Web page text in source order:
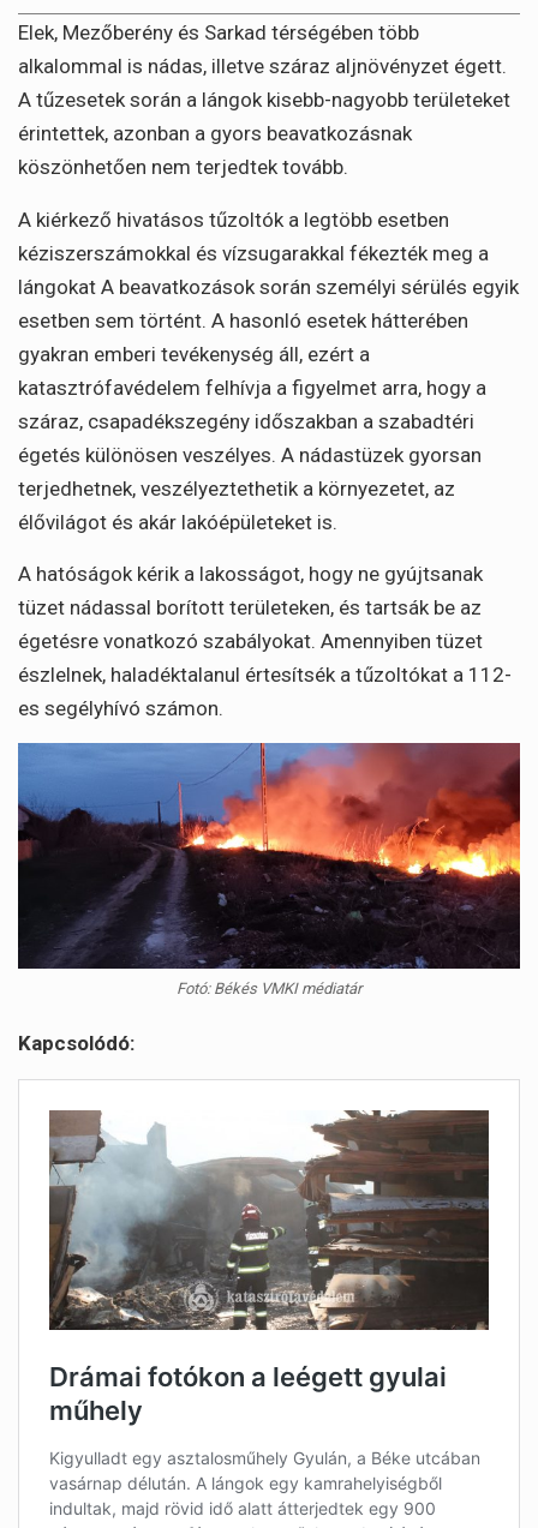
Elek, Mezőberény és Sarkad térségében több
alkalommal is nádas, illetve száraz aljnövényzet égett.
A tűzesetek során a lángok kisebb-nagyobb területeket
érintettek, azonban a gyors beavatkozásnak
köszönhetően nem terjedtek tovább.
A kiérkező hivatásos tűzoltók a legtöbb esetben
kéziszerszámokkal és vízsugarakkal fékezték meg a
lángokat A beavatkozások során személyi sérülés egyik
esetben sem történt. A hasonló esetek hátterében
gyakran emberi tevékenység áll, ezért a
katasztrófavédelem felhívja a figyelmet arra, hogy a
száraz, csapadékszegény időszakban a szabadtéri
égetés különösen veszélyes. A nádastüzek gyorsan
terjedhetnek, veszélyeztethetik a környezetet, az
élővilágot és akár lakóépületeket is.
A hatóságok kérik a lakosságot, hogy ne gyújtsanak
tüzet nádassal borított területeken, és tartsák be az
égetésre vonatkozó szabályokat. Amennyiben tüzet
észlelnek, haladéktalanul értesítsék a tűzoltókat a 112-
es segélyhívó számon.
Fotó: Békés VMKI médiatár
Kapcsolódó: